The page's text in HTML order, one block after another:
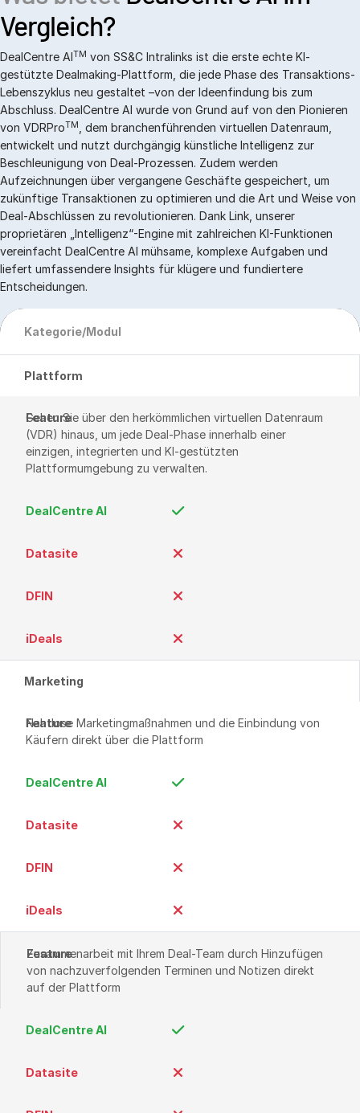
Vergleich?
DealCentre AITM von SS&C Intralinks ist die erste echte KI-
gestützte Dealmaking-Plattform, die jede Phase des Transaktions-
Lebenszyklus neu gestaltet –von der Ideenfindung bis zum
Abschluss. DealCentre AI wurde von Grund auf von den Pionieren
von VDRProTM
, dem branchenführenden virtuellen Datenraum,
entwickelt und nutzt durchgängig künstliche Intelligenz zur
Beschleunigung von Deal-Prozessen. Zudem werden
Aufzeichnungen über vergangene Geschäfte gespeichert, um
zukünftige Transaktionen zu optimieren und die Art und Weise von
Deal-Abschlüssen zu revolutionieren. Dank Link, unserer
proprietären „Intelligenz“-Engine mit zahlreichen KI-Funktionen
vereinfacht DealCentre AI mühsame, komplexe Aufgaben und
liefert umfassendere Insights für klügere und fundiertere
Entscheidungen.
Kategorie/Modul
Plattform
Gehen Sie über den herkömmlichen virtuellen Datenraum
(VDR) hinaus, um jede Deal-Phase innerhalb einer
einzigen, integrierten und KI-gestützten
Plattformumgebung zu verwalten.
Marketing
Nahtlose Marketingmaßnahmen und die Einbindung von
Käufern direkt über die Plattform
Zusammenarbeit mit Ihrem Deal-Team durch Hinzufügen
von nachzuverfolgenden Terminen und Notizen direkt
auf der Plattform